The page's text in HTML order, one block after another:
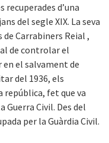
recuperades d’una
del segle XIX. La seva
Carrabiners Reial ,
de controlar el
el salvament de
del 1936, els
república, fet que va
Civil. Des del
per la Guàrdia Civil.